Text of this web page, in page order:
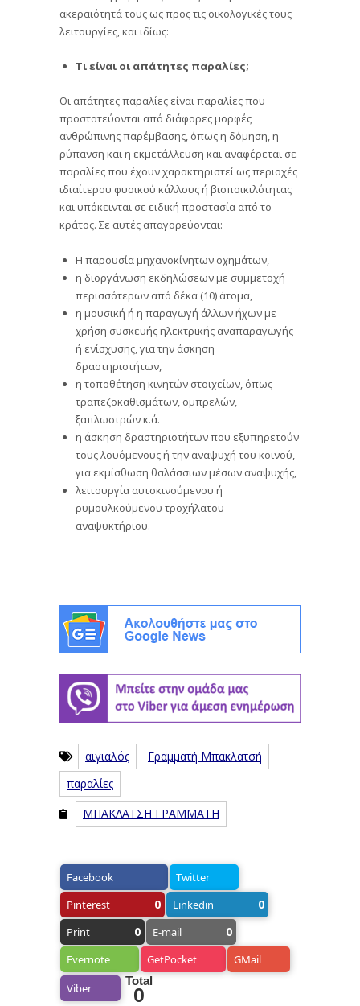
ακεραιότητά τους ως προς τις οικολογικές τους
λειτουργίες, και ιδίως:
Τι είναι οι απάτητες παραλίες;
Οι απάτητες παραλίες είναι παραλίες που
προστατεύονται από διάφορες μορφές
ανθρώπινης παρέμβασης, όπως η δόμηση, η
ρύπανση και η εκμετάλλευση και αναφέρεται σε
παραλίες που έχουν χαρακτηριστεί ως περιοχές
ιδιαίτερου φυσικού κάλλους ή βιοποικιλότητας
και υπόκεινται σε ειδική προστασία από το
κράτος. Σε αυτές απαγορεύονται:
Η παρουσία μηχανοκίνητων οχημάτων,
η διοργάνωση εκδηλώσεων με συμμετοχή
περισσότερων από δέκα (10) άτομα,
η μουσική ή η παραγωγή άλλων ήχων με
χρήση συσκευής ηλεκτρικής αναπαραγωγής
ή ενίσχυσης, για την άσκηση
δραστηριοτήτων,
η τοποθέτηση κινητών στοιχείων, όπως
τραπεζοκαθισμάτων, ομπρελών,
ξαπλωστρών κ.ά.
η άσκηση δραστηριοτήτων που εξυπηρετούν
τους λουόμενους ή την αναψυχή του κοινού,
για εκμίσθωση θαλάσσιων μέσων αναψυχής,
λειτουργία αυτοκινούμενου ή
ρυμουλκούμενου τροχήλατου
αναψυκτήριου.
αιγιαλός
Γραμματή Μπακλατσή
παραλίες
ΜΠΑΚΛΑΤΣΗ ΓΡΑΜΜΑΤΗ
Facebook
Twitter
Pinterest
0 Linkedin 0
Print 0 E-mail 0
Evernote GetPocket GMail
Viber
Total
0